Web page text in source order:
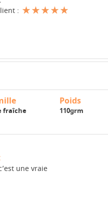
:
fraîche
Poids
110grm
une vraie